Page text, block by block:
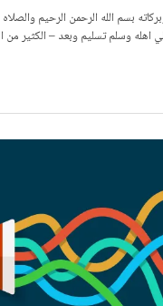
بسم الله الرحمن الرحيم
اهله وسلم تسليم وبعد – الكثير من